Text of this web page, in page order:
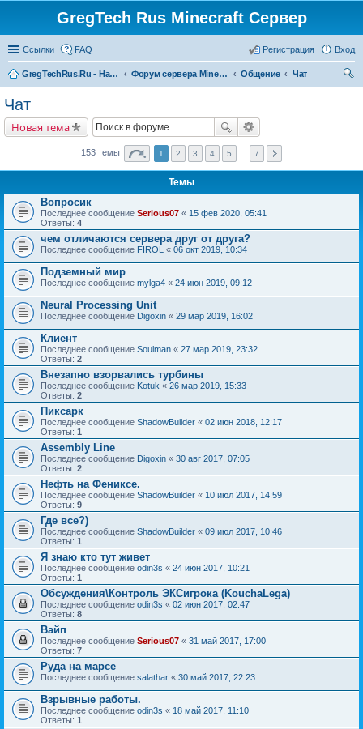
GregTech Rus Minecraft Сервер
Ссылки FAQ Вход
Регистрация
GregTechRus.Ru - На главную Форум сервера Minecraft Gregtech 1.7.10 Общение
Чат
Чат
Новая тема
153 темы 1 2 3 4 5 7
Темы
Вопросик
Последнее сообщение Serious07 « 15 фев 2020, 05:41
Ответы: 4
чем отличаются сервера друг от друга?
Последнее сообщение FIROL « 06 окт 2019, 10:34
Подземный мир
Последнее сообщение mylga4 « 24 июн 2019, 09:12
Neural Processing Unit
Последнее сообщение Digoxin « 29 мар 2019, 16:02
Клиент
Последнее сообщение Soulman « 27 мар 2019, 23:32
Ответы: 2
Внезапно взорвались турбины
Последнее сообщение Kotuk « 26 мар 2019, 15:33
Ответы: 2
Пиксарк
Последнее сообщение ShadowBuilder « 02 июн 2018, 12:17
Ответы: 1
Assembly Line
Последнее сообщение Digoxin « 30 авг 2017, 07:05
Ответы: 2
Нефть на Фениксе.
Последнее сообщение ShadowBuilder « 10 июл 2017, 14:59
Ответы: 9
Где все?)
Последнее сообщение ShadowBuilder « 09 июл 2017, 10:46
Ответы: 1
Я знаю кто тут живет
Последнее сообщение odin3s « 24 июн 2017, 10:21
Ответы: 1
Обсуждения\Контроль ЭКСигрока (KouchaLega)
Последнее сообщение odin3s « 02 июн 2017, 02:47
Ответы: 8
Вайп
Последнее сообщение Serious07 « 31 май 2017, 17:00
Ответы: 7
Руда на марсе
Последнее сообщение salathar « 30 май 2017, 22:23
Взрывные работы.
Последнее сообщение odin3s « 18 май 2017, 11:10
Ответы: 1